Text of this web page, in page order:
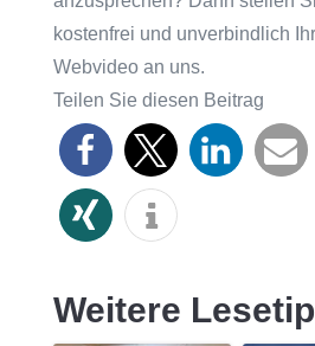
kostenfrei und unverbindlich
Webvideo an uns.
Teilen Sie diesen Beitrag
Weitere